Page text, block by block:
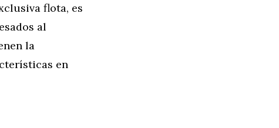
flota, es
al
la
en